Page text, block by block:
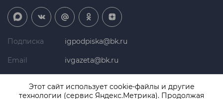
Подписка igpodpiska@bk.ru
Email ivgazeta@bk.ru
Этот сайт использует cookie-файлы и другие
технологии (сервис Яндекс.Метрика). Продолжая